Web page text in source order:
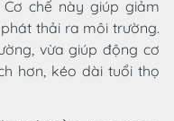
Cơ chế này giúp giảm
thải ra môi trường.
vừa giúp động cơ
hơn, kéo dài tuổi thọ